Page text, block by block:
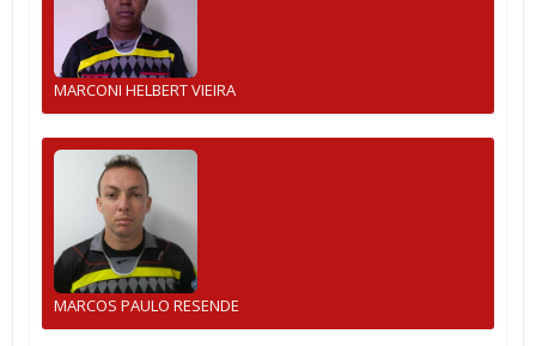
MARCONI HELBERT VIEIRA
MARCOS PAULO RESENDE